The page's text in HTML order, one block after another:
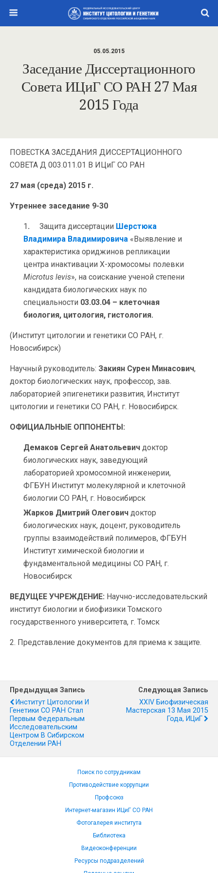
05.05.2015
Заседание Диссертационного
Совета ИЦиГ СО РАН 27 Мая
2015 Года
ПОВЕСТКА ЗАСЕДАНИЯ ДИССЕРТАЦИОННОГО
СОВЕТА Д 003.011.01 В ИЦиГ СО РАН
27 мая (среда) 2015 г.
Утреннее заседание 9-30
1.Защита диссертации Шерстюка
Владимира Владимировича «Выявление и
характеристика ориджинов репликации
центра инактивации Х-хромосомы полевки
Microtuslevis», на соискание ученой степени
кандидата биологических наук по
специальности 03.03.04 – клеточная
биология, цитология, гистология.
(Институт цитологии и генетики СО РАН, г.
Новосибирск)
Научный руководитель: Закиян Сурен Минасович,
доктор биологических наук, профессор, зав.
лабораторией эпигенетики развития, Институт
цитологии и генетики СО РАН, г. Новосибирск.
ОФИЦИАЛЬНЫЕ ОППОНЕНТЫ:
Демаков Сергей Анатольевичдоктор
биологических наук, заведующий
лабораторией хромосомной инженерии,
ФГБУН Институт молекулярной и клеточной
биологии СО РАН, г. Новосибирск
Жарков Дмитрий Олеговичдоктор
биологических наук, доцент, руководитель
группы взаимодействий полимеров, ФГБУН
Институт химической биологии и
фундаментальной медицины СО РАН, г.
Новосибирск
ВЕДУЩЕЕ УЧРЕЖДЕНИЕ: Научно-исследовательский
институт биологии и биофизики Томского
государственного университета, г. Томск
2. Представление документов для приема к защите.
Предыдущая Запись
Институт Цитологии И
Генетики СО РАН Стал
Первым Федеральным
Исследовательским
Центром В Сибирском
Отделении РАН
Следующая Запись
XXIV Биофизическая
Мастерская 13 Мая 2015
Года, ИЦиГ
Поиск по сотрудникам
Противодействие коррупции
Профсоюз
Интернет-магазин ИЦиГ СО РАН
Фотогалерея института
Библиотека
Видеоконференции
Ресурсы подразделений